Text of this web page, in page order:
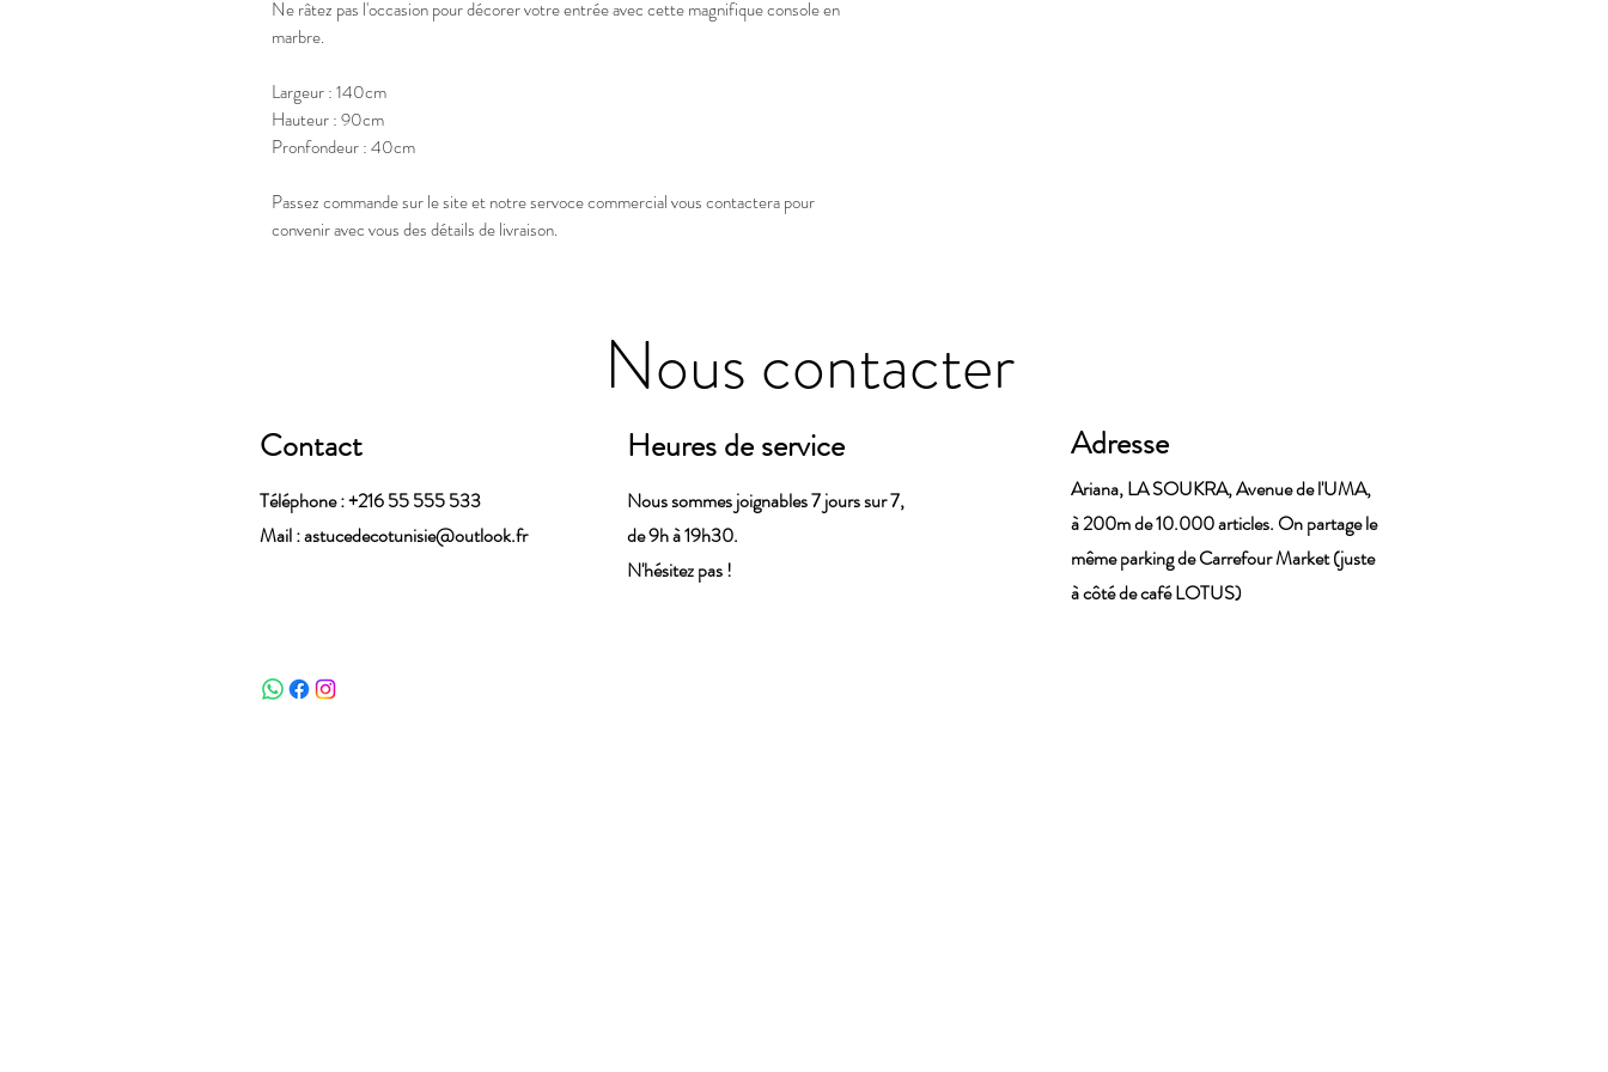
Ne râtez pas l'occasion pour décorer votre entrée avec cette magnifique console en
marbre.
Largeur : 140cm
Hauteur : 90cm
Pronfondeur : 40cm
Passez commande sur le site et notre servoce commercial vous contactera pour
convenir avec vous des détails de livraison.
Nous contacter
Contact
Téléphone : +216 55 555 533
Mail :astucedecotunisie@outlook.fr
Heures de service
Nous sommes joignables 7 jours sur 7,
de 9h à 19h30.
N'hésitez pas !
Adresse
Ariana, LA SOUKRA, Avenue de l'UMA,
à 200m de 10.000 articles. On partage le
même parking de Carrefour Market (juste
à côté de café LOTUS)